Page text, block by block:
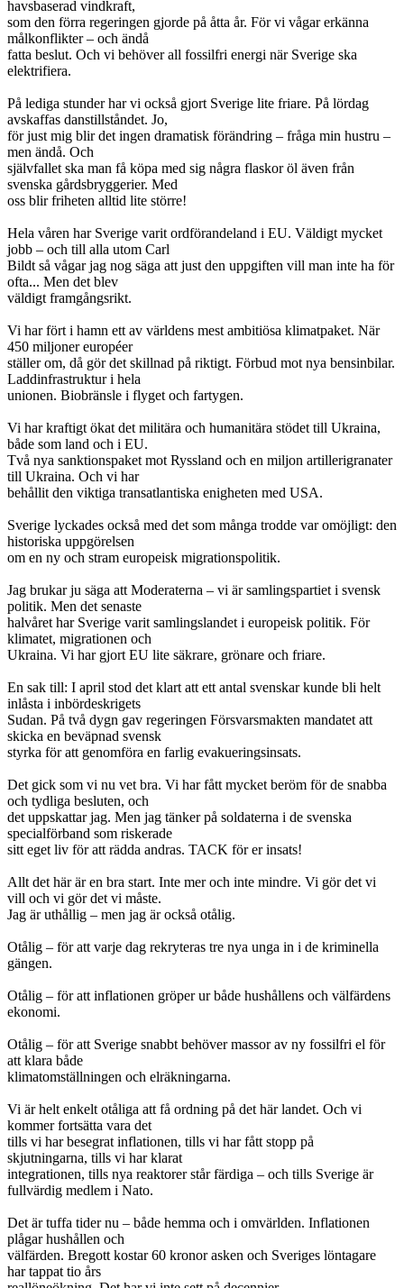
havsbaserad vindkraft,
som den förra regeringen gjorde på åtta år. För vi vågar erkänna
målkonflikter – och ändå
fatta beslut. Och vi behöver all fossilfri energi när Sverige ska
elektrifiera.
På lediga stunder har vi också gjort Sverige lite friare. På lördag
avskaffas danstillståndet. Jo,
för just mig blir det ingen dramatisk förändring – fråga min hustru –
men ändå. Och
självfallet ska man få köpa med sig några flaskor öl även från
svenska gårdsbryggerier. Med
oss blir friheten alltid lite större!
Hela våren har Sverige varit ordförandeland i EU. Väldigt mycket
jobb – och till alla utom Carl
Bildt så vågar jag nog säga att just den uppgiften vill man inte ha för
ofta... Men det blev
väldigt framgångsrikt.
Vi har fört i hamn ett av världens mest ambitiösa klimatpaket. När
450 miljoner européer
ställer om, då gör det skillnad på riktigt. Förbud mot nya bensinbilar.
Laddinfrastruktur i hela
unionen. Biobränsle i flyget och fartygen.
Vi har kraftigt ökat det militära och humanitära stödet till Ukraina,
både som land och i EU.
Två nya sanktionspaket mot Ryssland och en miljon artillerigranater
till Ukraina. Och vi har
behållit den viktiga transatlantiska enigheten med USA.
Sverige lyckades också med det som många trodde var omöjligt: den
historiska uppgörelsen
om en ny och stram europeisk migrationspolitik.
Jag brukar ju säga att Moderaterna – vi är samlingspartiet i svensk
politik. Men det senaste
halvåret har Sverige varit samlingslandet i europeisk politik. För
klimatet, migrationen och
Ukraina. Vi har gjort EU lite säkrare, grönare och friare.
En sak till: I april stod det klart att ett antal svenskar kunde bli helt
inlåsta i inbördeskrigets
Sudan. På två dygn gav regeringen Försvarsmakten mandatet att
skicka en beväpnad svensk
styrka för att genomföra en farlig evakueringsinsats.
Det gick som vi nu vet bra. Vi har fått mycket beröm för de snabba
och tydliga besluten, och
det uppskattar jag. Men jag tänker på soldaterna i de svenska
specialförband som riskerade
sitt eget liv för att rädda andras. TACK för er insats!
Allt det här är en bra start. Inte mer och inte mindre. Vi gör det vi
vill och vi gör det vi måste.
Jag är uthållig – men jag är också otålig.
Otålig – för att varje dag rekryteras tre nya unga in i de kriminella
gängen.
Otålig – för att inflationen gröper ur både hushållens och välfärdens
ekonomi.
Otålig – för att Sverige snabbt behöver massor av ny fossilfri el för
att klara både
klimatomställningen och elräkningarna.
Vi är helt enkelt otåliga att få ordning på det här landet. Och vi
kommer fortsätta vara det
tills vi har besegrat inflationen, tills vi har fått stopp på
skjutningarna, tills vi har klarat
integrationen, tills nya reaktorer står färdiga – och tills Sverige är
fullvärdig medlem i Nato.
Det är tuffa tider nu – både hemma och i omvärlden. Inflationen
plågar hushållen och
välfärden. Bregott kostar 60 kronor asken och Sveriges löntagare
har tappat tio års